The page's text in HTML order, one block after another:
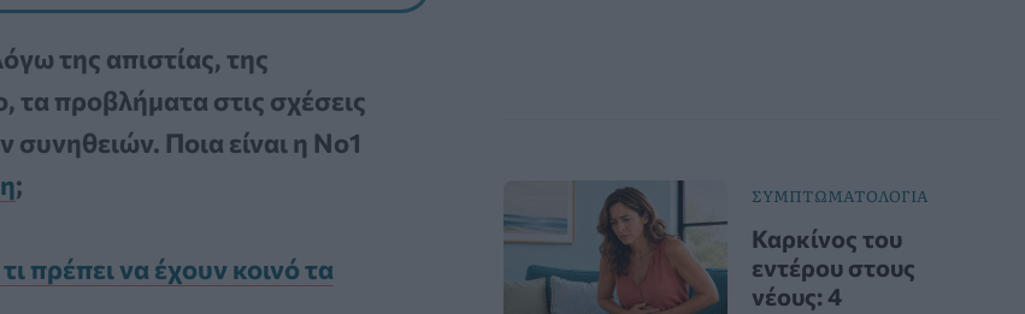
της απιστίας, της
τα προβλήματα στις σχέσεις
Ποια είναι η Νο1
;
πρέπει να έχουν κοινό τα
ΣΥΜΠΤΩΜΑΤΟΛΟΓΙΑ
Καρκίνος του
εντέρου στους
νέους: 4